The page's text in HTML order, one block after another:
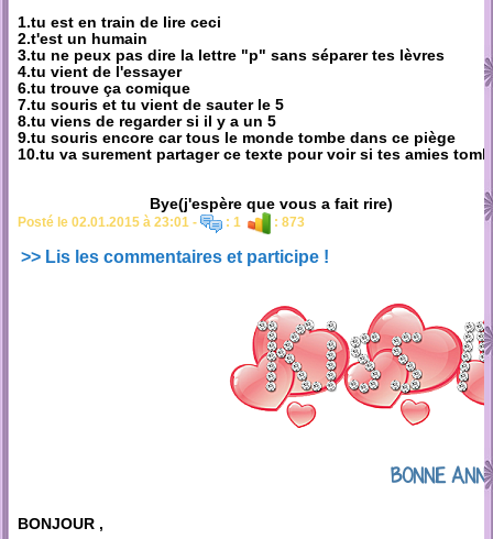
1.tu est en train de lire ceci
2.t'est un humain
3.tu ne peux pas dire la lettre "p" sans séparer tes lèvres
4.tu vient de l'essayer
6.tu trouve ça comique
7.tu souris et tu vient de sauter le 5
8.tu viens de regarder si il y a un 5
9.tu souris encore car tous le monde tombe dans ce piège
10.tu va surement partager ce texte pour voir si tes amies
Bye(j'espère que vous a fait rire)
Posté le 02.01.2015 à 23:01 - : 1 : 873
>> Lis les commentaires et participe !
BONNE
BONJOUR ,